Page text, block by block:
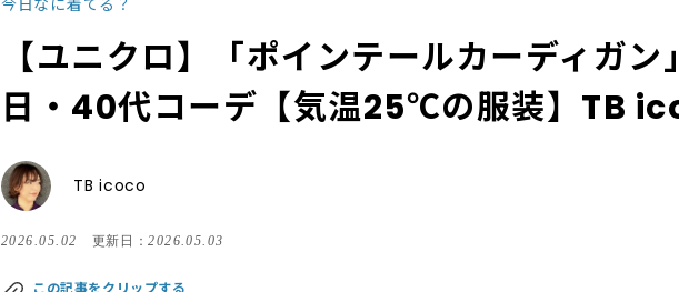
今日なに着てる？
【ユニクロ】「ポインテールカーディガン
日・40代コーデ【気温25℃の服装】TB
TB icoco
2026.05.02 更新日：2026.05.03
この記事をクリップする